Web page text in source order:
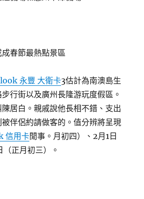
春節最熱點景區
永豐 大衛卡3估計為南澳島生
行街以及廣州長隆游玩度假區。
居白。親戚說他長相不錯、支出
伴侶約請做客的。值分辨將呈現
信用卡閒事。月初四）、2月1日
（正月初三）。